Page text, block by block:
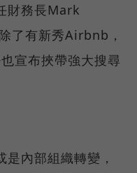
財務長Mark
了有新秀Airbnb，
宣布挾帶強大搜尋
內部組織轉變，